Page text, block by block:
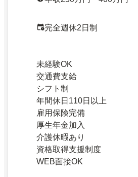
完全週休2日制
未経験OK
交通費支給
シフト制
年間休日110日以上
雇用保険完備
厚生年金加入
介護休暇あり
資格取得支援制度
WEB面接OK